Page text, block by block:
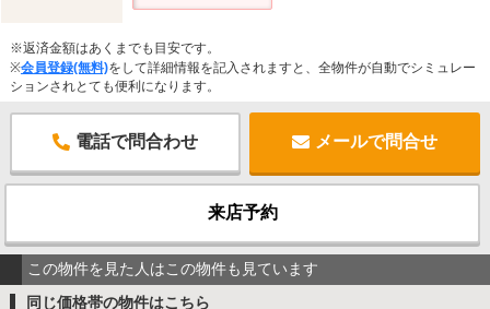
※返済金額はあくまでも目安です。
※会員登録(無料)をして詳細情報を記入されますと、全物件が自動でシミュレー
ションされとても便利になります。
電話で問合わせ メールで問合せ
来店予約
この物件を見た人はこの物件も見ています
同じ価格帯の物件はこちら